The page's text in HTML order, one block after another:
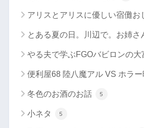
アリスとアリスに優しい宿儺お
とある夏の日。川辺で。お姉さ
やる夫で学ぶFGOバビロンの大
便利屋68 陸八魔アル VS ホラ
冬色のお酒のお話 5
小ネタ 5